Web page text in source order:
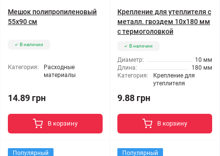
Мешок полипропиленовый
55x90 см
В наличии
Категория:
Расходные
материалы
14.89 грн
В корзину
Крепление для утеплителя с
металл. гвоздем 10x180 мм
с термоголовкой
В наличии
Диаметр:
10 мм
Длина:
180 мм
Категория:
Крепление для
утеплителя
9.88 грн
В корзину
Популярный Популярный